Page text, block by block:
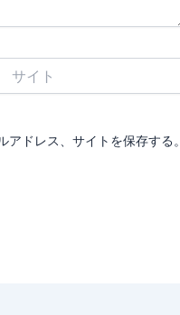
ドレス、サイトを保存する。